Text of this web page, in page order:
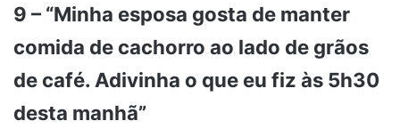
9 – “Minha esposa gosta de manter
comida de cachorro ao lado de grãos
de café. Adivinha o que eu fiz às 5h30
desta manhã”